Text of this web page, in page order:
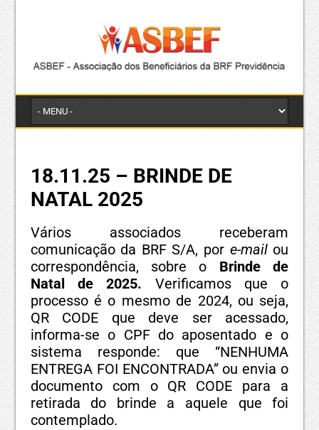
18.11.25 – BRINDE DE
NATAL 2025
Vários associados receberam
comunicação da BRF S/A, por e-mailou
correspondência, sobre o Brinde de
Natal de 2025. Verificamos que o
processo é o mesmo de 2024, ou seja,
QR CODE que deve ser acessado,
informa-se o CPF do aposentado e o
sistema responde: que “NENHUMA
ENTREGA FOI ENCONTRADA” ou envia o
documento com o QR CODE para a
retirada do brinde a aquele que foi
contemplado.